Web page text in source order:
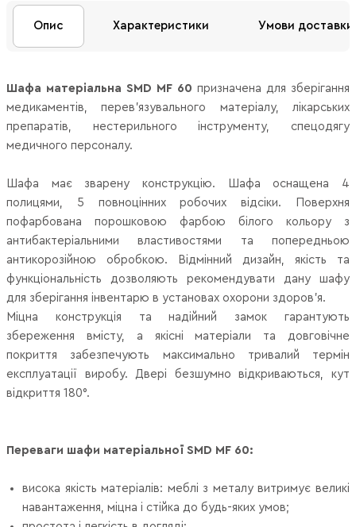
Опис Характеристики Умови доставки
Шафа матеріальна SMD MF 60 призначена для зберігання
медикаментів, перев'язувального матеріалу, лікарських
препаратів, нестерильного інструменту, спецодягу
медичного персоналу.
Шафа має зварену конструкцію. Шафа оснащена 4
полицями, 5 повноцінних робочих відсіки. Поверхня
пофарбована порошковою фарбою білого кольору з
антибактеріальними властивостями та попередньою
антикорозійною обробкою. Відмінний дизайн, якість та
функціональність дозволяють рекомендувати дану шафу
для зберігання інвентарю в установах охорони здоров'я.
Міцна конструкція та надійний замок гарантують
збереження вмісту, а якісні матеріали та довговічне
покриття забезпечують максимально тривалий термін
експлуатації виробу. Двері безшумно відкриваються, кут
відкриття 180°.
Переваги шафи матеріальної SMD MF 60:
висока якість матеріалів: меблі з металу витримує великі
навантаження, міцна і стійка до будь-яких умов;